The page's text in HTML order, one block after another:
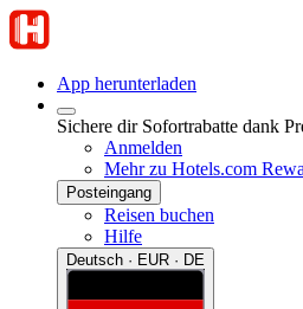
App herunterladen
Sichere dir Sofortrabatte dank
Anmelden
Mehr zu Hotels.com
Posteingang
Reisen buchen
Hilfe
Deutsch · EUR · DE